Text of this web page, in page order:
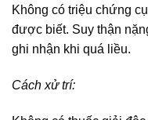
Không có triệu chứng
được biết. Suy thận
ghi nhận khi quá liều.
Cách xử trí: